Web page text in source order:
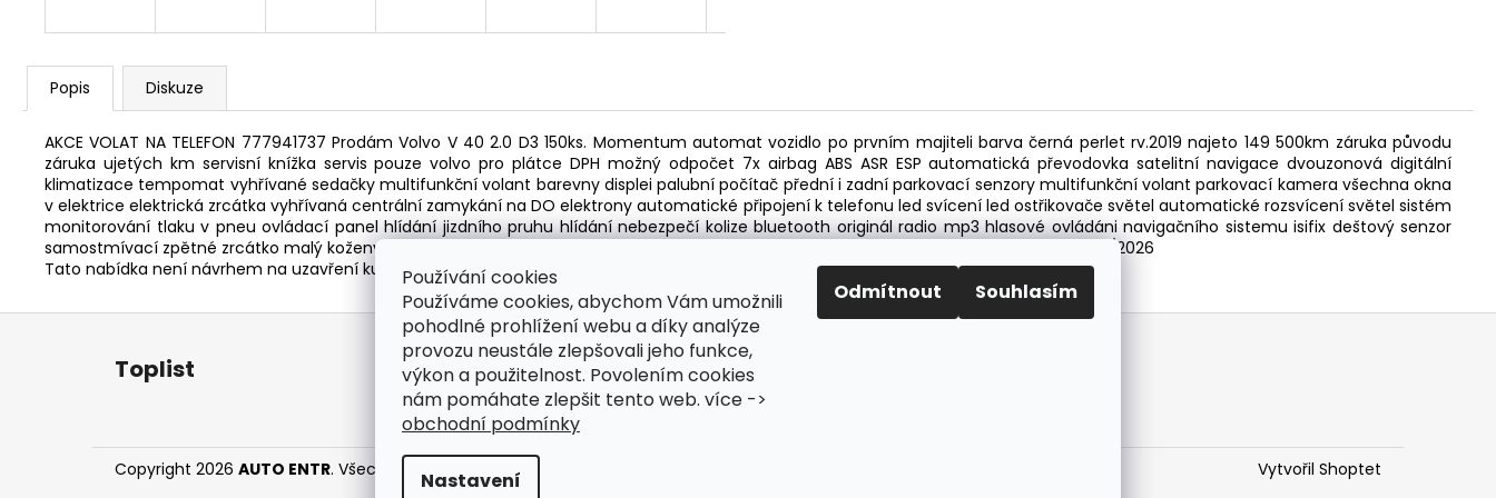
Používání cookies
Používáme cookies, abychom Vám umožnili
pohodlné prohlížení webu a díky analýze
provozu neustále zlepšovali jeho funkce,
výkon a použitelnost. Povolením cookies
nám pomáhate zlepšit tento web. více ->
obchodní podmínky
Nastavení
Odmítnout Souhlasím
Popis Diskuze
AKCE VOLAT NA TELEFON 777941737 Prodám Volvo V 40 2.0 D3 150ks. Momentum automat vozidlo po prvním majiteli barva černá perlet rv.2019 najeto 149 500km záruka původu
záruka ujetých km servisní knížka servis pouze volvo pro plátce DPH možný odpočet 7x airbag ABS ASR ESP automatická převodovka satelitní navigace dvouzonová digitální
klimatizace tempomat vyhřívané sedačky multifunkční volant barevny displei palubní počítač přední i zadní parkovací senzory multifunkční volant parkovací kamera všechna okna
v elektrice elektrická zrcátka vyhřívaná centrální zamykání na DO elektrony automatické připojení k telefonu led svícení led ostřikovače světel automatické rozsvícení světel sistém
monitorování tlaku v pneu ovládací panel hlídání jizdního pruhu hlídání nebezpečí kolize bluetooth originál radio mp3 hlasové ovládáni navigačního sistemu isifix deštový senzor
samostmívací zpětné zrcátko malý koženy paket volant řadící páka ruční brzda v kůži vyškově stavitelné sedadlo USB připojení atd STK 9/2026
Tato nabídka není návrhem na uzavření kupní smlouvy dle zákona č. 89/2012Sb.
Z
Toplist
Vytvořil Shoptet
Copyright 2026 AUTO ENTR. Všechna práva vyhrazena.